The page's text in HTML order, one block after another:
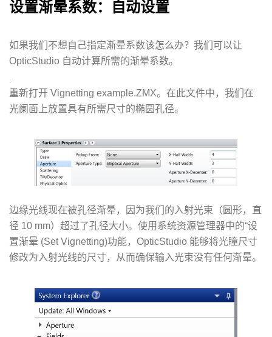
设置渐晕系数：自动设置
如果我们不想自己指定渐晕系数该怎么办？我们可以让
OpticStudio 自动计算所需的渐晕系数。
.
重新打开 Vignetting example.ZMX。在此文件中，我们在
光阑面上放置具有所需尺寸的椭圆孔径。
边缘光线现在被孔径渐晕，因为我们的入射光束（圆形，直
径 10 mm）超过了孔径大小。使用系统资源管理器中的“设
置渐晕 (Set Vignetting)功能，OpticStudio 能够将光瞳尺寸
修改为入射光线的尺寸，从而确保输入光束没有任何渐晕。